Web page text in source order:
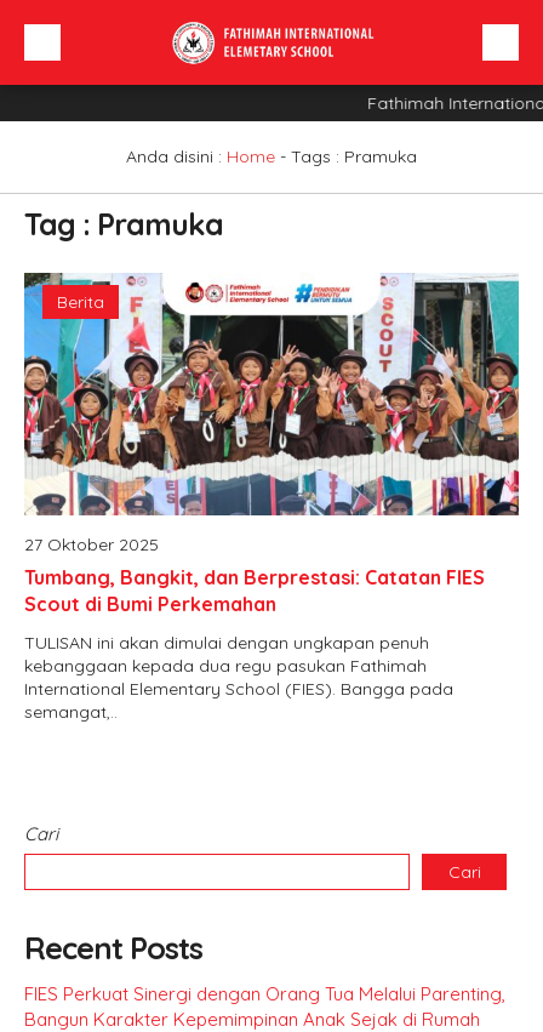
Profil Sekolah
Berita
Sarana
INFO SPMB
Fathimah
Anda disini : Home - Tags : Pramuka
Tag : Pramuka
Berita
27 Oktober 2025
Tumbang, Bangkit, dan Berprestasi: Catatan FIES
Scout di Bumi Perkemahan
TULISAN ini akan dimulai dengan ungkapan penuh
kebanggaan kepada dua regu pasukan Fathimah
International Elementary School (FIES). Bangga pada
semangat,..
Cari
Cari
Recent Posts
FIES Perkuat Sinergi dengan Orang Tua Melalui Parenting,
Bangun Karakter Kepemimpinan Anak Sejak di Rumah